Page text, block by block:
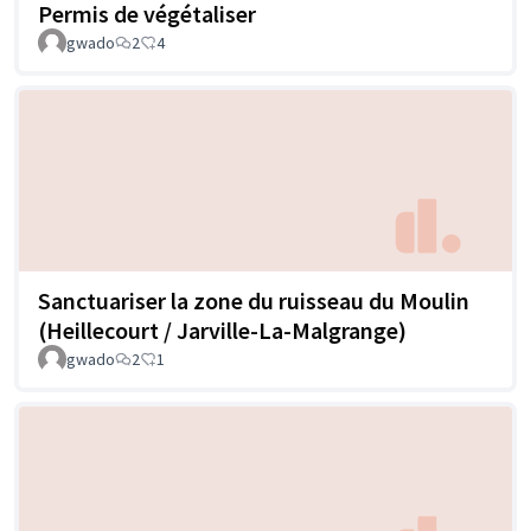
Permis de végétaliser
gwado 2 4
Sanctuariser la zone du ruisseau du Moulin
(Heillecourt / Jarville-La-Malgrange)
gwado 2 1